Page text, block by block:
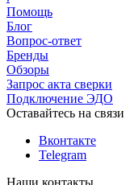
Помощь
Блог
Вопрос-ответ
Бренды
Обзоры
Запрос акта сверки
Подключение ЭДО
Оставайтесь на связи
Вконтакте
Telegram
Наши контакты